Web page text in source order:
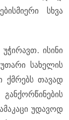
სხვა
ისინი
სახელის
ქმრებს თავად
უდავოდ